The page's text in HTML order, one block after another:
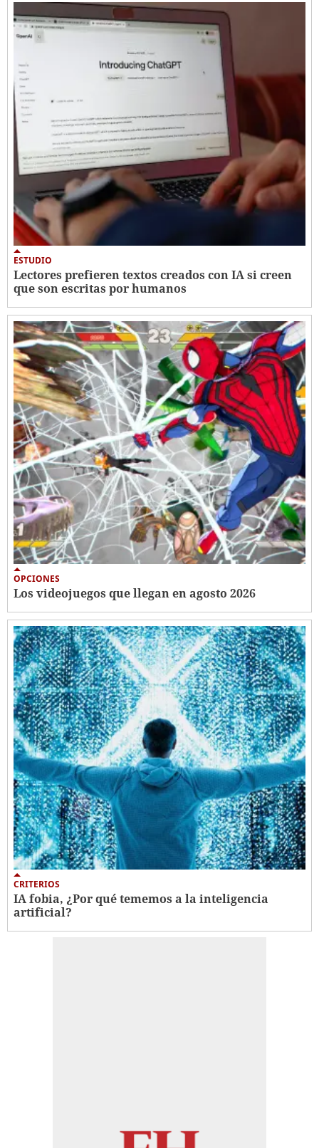
ESTUDIO
Lectores prefieren textos creados con IA si creen
que son escritas por humanos
OPCIONES
Los videojuegos que llegan en agosto 2026
CRITERIOS
IA fobia, ¿Por qué tememos a la inteligencia
artificial?